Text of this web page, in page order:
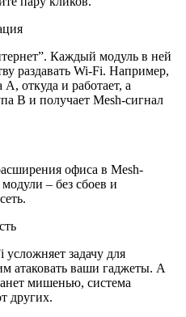
Каждый модуль в ней
раздавать Wi-Fi. Например,
откуда и работает, а
B и получает Mesh-сигнал
офиса в Mesh-
– без сбоев и
усложняет задачу для
атаковать ваши гаджеты. А
мишенью, система
других.